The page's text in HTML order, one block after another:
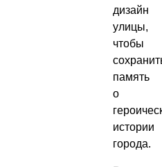
дизайн
улицы,
чтобы
память
о
истории
города.